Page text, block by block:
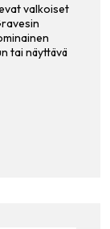
valkoiset
tai näyttävä